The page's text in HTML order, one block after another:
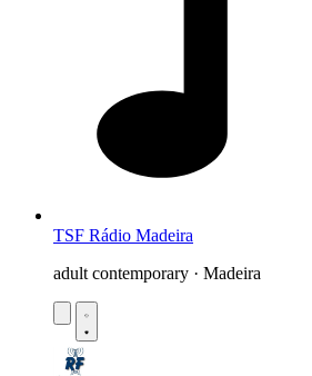
TSF Rádio Madeira
adult contemporary · Madeira